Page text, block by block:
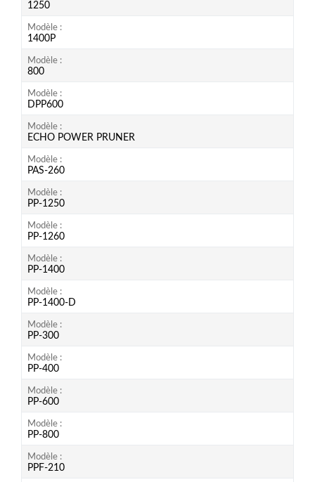
1250
Modèle
1400P
Modèle
800
Modèle
DPP600
Modèle
ECHO POWER PRUNER
Modèle
PAS-260
Modèle
PP-1250
Modèle
PP-1260
Modèle
PP-1400
Modèle
PP-1400-D
Modèle
PP-300
Modèle
PP-400
Modèle
PP-600
Modèle
PP-800
Modèle
PPF-210